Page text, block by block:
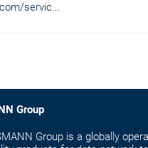
servic...
Group
Group is a globally